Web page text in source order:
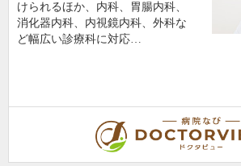
けられるほか、内科、胃腸内科、
消化器内科、内視鏡内科、外科な
ど幅広い診療科に対応…